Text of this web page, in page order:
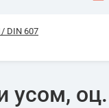
DIN 607
усом, оц.